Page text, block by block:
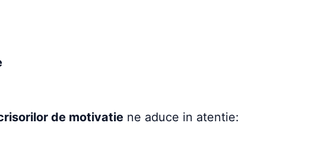
de motivatie ne aduce in atentie: